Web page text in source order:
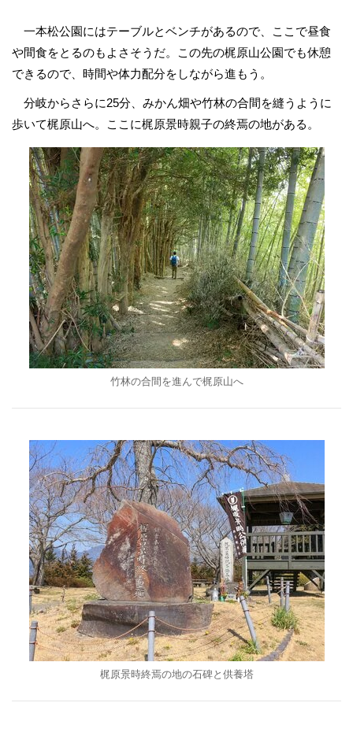
一本松公園にはテーブルとベンチがあるので、ここで昼食
や間食をとるのもよさそうだ。この先の梶原山公園でも休憩
できるので、時間や体力配分をしながら進もう。
分岐からさらに25分、みかん畑や竹林の合間を縫うように
歩いて梶原山へ。ここに梶原景時親子の終焉の地がある。
竹林の合間を進んで梶原山へ
梶原景時終焉の地の石碑と供養塔